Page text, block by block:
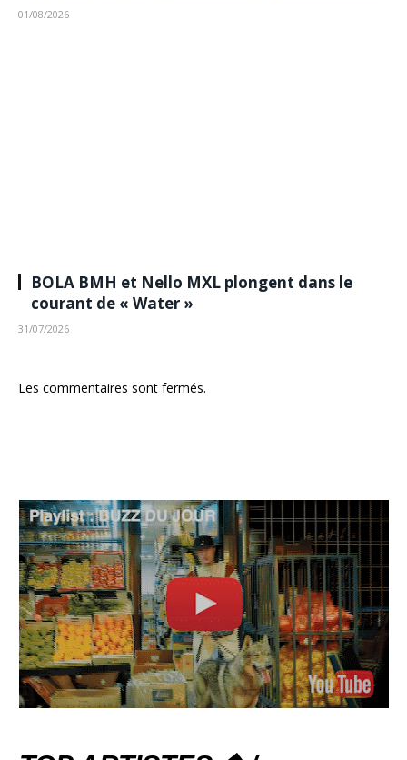
01/08/2026
BOLA BMH et Nello MXL plongent dans le
courant de « Water »
31/07/2026
Les commentaires sont fermés.